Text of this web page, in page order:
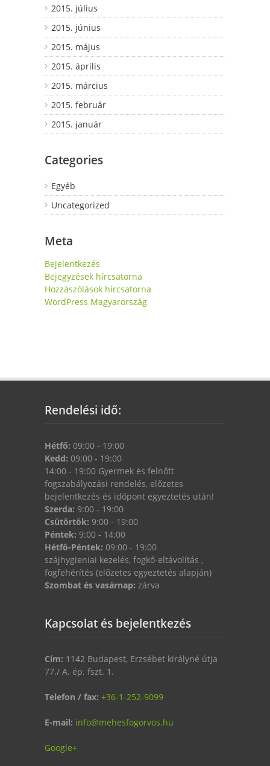
2015. július
2015. június
2015. május
2015. április
2015. március
2015. február
2015. január
Categories
Egyéb
Uncategorized
Meta
Bejelentkezés
Bejegyzések hírcsatorna
Hozzászólások hírcsatorna
WordPress Magyarország
Rendelési idő:
Hétfő: 09:00 - 19:00
Kedd: 09:00 - 19:00
14:00 - 19:00 Gyermek és felnőtt
fogszabályozási rendelés, előzetes
bejelentkezés és időpont egyeztetés után!
Szerda: 9:00 - 19:00
Csütörtök: 9:00 - 19:00
Péntek: 9:00 - 14:00
Hétfő-Péntek: 09:00 - 19:00
szájhygieniai kezelés, fogkő-eltávolítás ,
fogfehérítés (előzetes egyeztetés alapján)
Szombat és vasárnap: zárva
Kapcsolat és bejelentkezés
Cím: 1142 Budapest, Erzsébet királyné útja
77./ A. ép. fszt. 1.
Telefon / fax: +36-1-252-9099
E-mail: info@mehesfogorvos.hu
Google+